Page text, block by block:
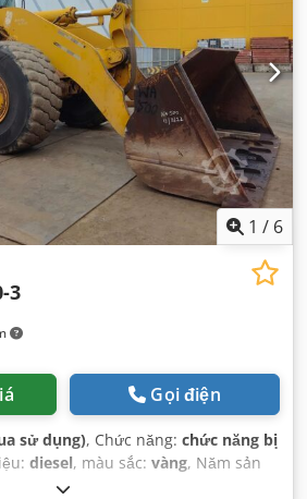
1 / 6
3
Gọi điện
sử dụng), Chức năng: chức năng bị
diesel, màu sắc: vàng, Năm sản
tiện: